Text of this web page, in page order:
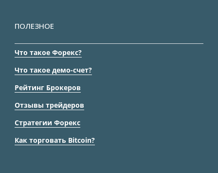
ПОЛЕЗНОЕ
Что такое Форекс?
Что такое демо-счет?
Рейтинг Брокеров
Отзывы трейдеров
Стратегии Форекс
Как торговать Bitcoin?